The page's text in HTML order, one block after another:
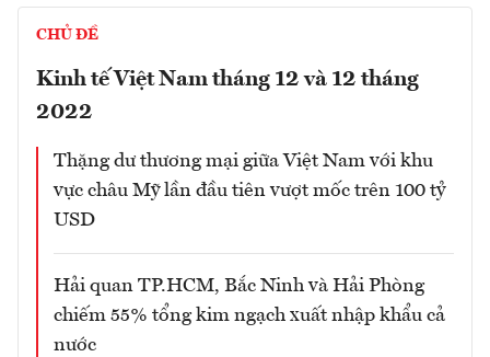
CHỦ ĐỀ
Kinh tế Việt Nam tháng 12 và 12 tháng
2022
Thặng dư thương mại giữa Việt Nam với khu
vực châu Mỹ lần đầu tiên vượt mốc trên 100 tỷ
USD
Hải quan TP.HCM, Bắc Ninh và Hải Phòng
chiếm 55% tổng kim ngạch xuất nhập khẩu cả
nước